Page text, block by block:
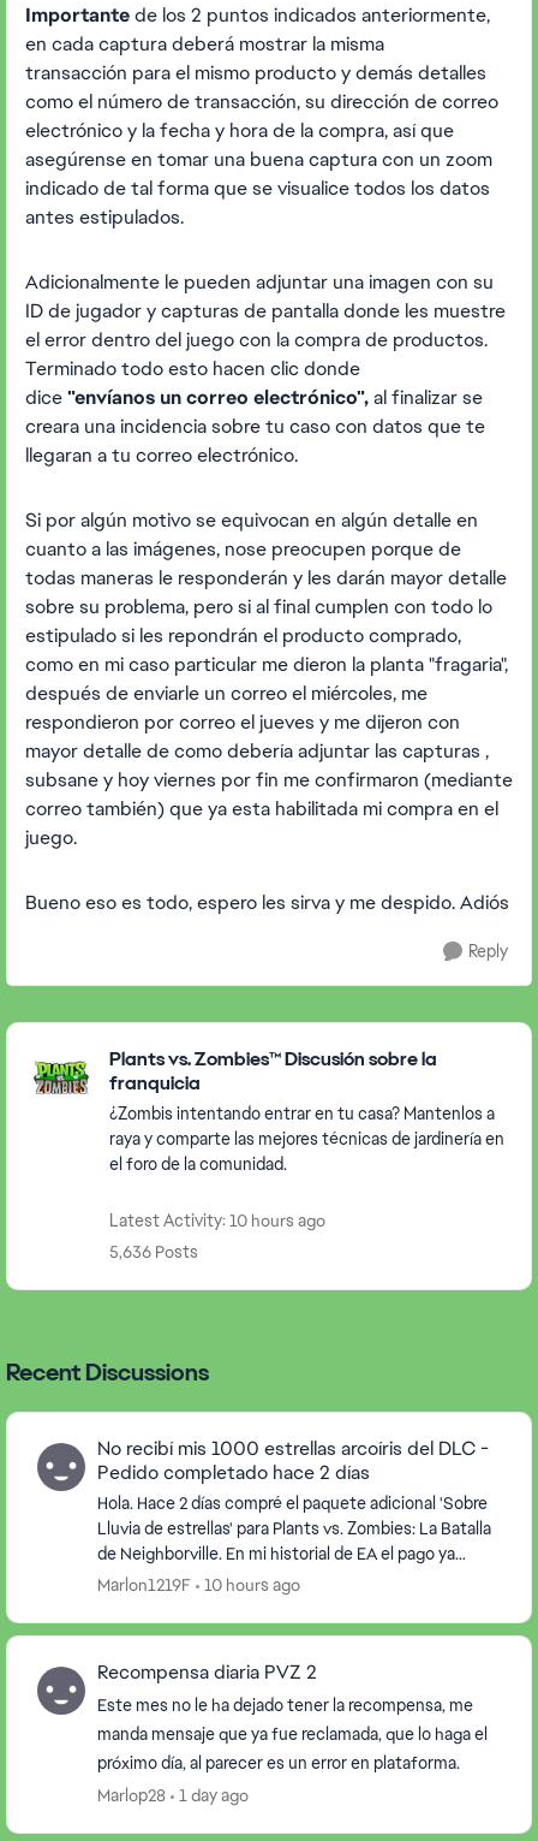
Importantede los 2 puntos indicados anteriormente,
en cada captura deberá mostrar la misma
transacción para el mismo producto y demás detalles
como el número de transacción, su dirección de correo
electrónico y la fecha y hora de la compra, así que
asegúrense en tomar una buena captura con un zoom
indicado de tal forma que se visualice todos los datos
antes estipulados.
Adicionalmente le pueden adjuntar una imagen con su
ID de jugador y capturas de pantalla donde les muestre
el error dentro del juego con la compra de productos.
Terminado todo esto hacen clic donde
dice"envíanos un correo electrónico",al finalizar se
creara una incidencia sobre tu caso con datos que te
llegaran a tu correo electrónico.
Si por algún motivo se equivocan en algún detalle en
cuanto a las imágenes, nose preocupen porque de
todas maneras le responderán y les darán mayor detalle
sobre su problema, pero si al final cumplen con todo lo
estipulado si les repondrán el producto comprado,
como en mi caso particular me dieron la planta "fragaria",
después de enviarle un correo el miércoles, me
respondieron por correo el jueves y me dijeron con
mayor detalle de como debería adjuntar las capturas ,
subsane y hoy viernes por fin me confirmaron (mediante
correo también) que ya esta habilitada mi compra en el
juego.
Bueno eso es todo, espero les sirva y me despido. Adiós
Reply
Featured Places
Plants vs. Zombies™ Discusión sobre la
franquicia
¿Zombis intentando entrar en tu casa? Mantenlos a
raya y comparte las mejores técnicas de jardinería en
el foro de la comunidad.
Latest Activity: 10 hours ago
5,636 Posts
Recent Discussions
No recibí mis 1000 estrellas arcoíris del DLC -
Pedido completado hace 2 días
Hola. Hace 2 días compré el paquete adicional 'Sobre
Lluvia de estrellas' para Plants vs. Zombies: La Batalla
de Neighborville. En mi historial de EA el pago ya
figura como 'Completado' bajo el númer...
Marlon1219F 10 hours ago
Recompensa diaria PVZ 2
Este mes no le ha dejado tener la recompensa, me
manda mensaje que ya fue reclamada, que lo haga el
próximo día, al parecer es un error en plataforma.
Marlop28
1 day ago